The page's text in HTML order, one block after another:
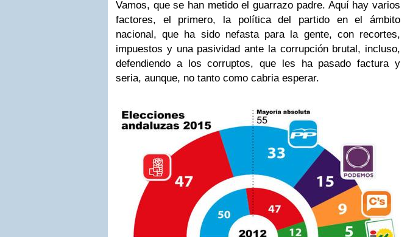
Vamos, que se han metido el guarrazo padre. Aquí hay varios
factores, el primero, la política del partido en el ámbito
nacional, que ha sido nefasta para la gente, con recortes,
impuestos y una pasividad ante la corrupción brutal, incluso,
defendiendo a los corruptos, que les ha pasado factura y
seria, aunque, no tanto como cabria esperar.